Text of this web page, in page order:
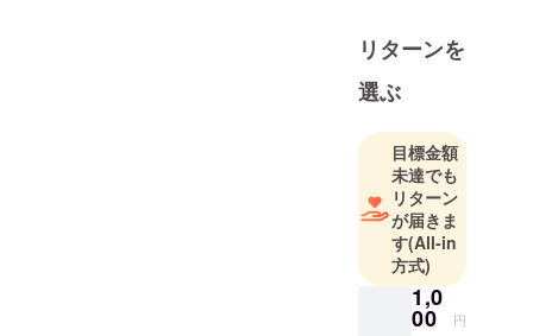
リターンを
選ぶ
目標金額
未達でも
リターン
が届きま
す(All-in
方式)
1,0
00 円